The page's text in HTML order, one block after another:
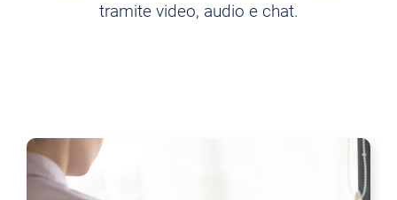
tramite video, audio e chat.